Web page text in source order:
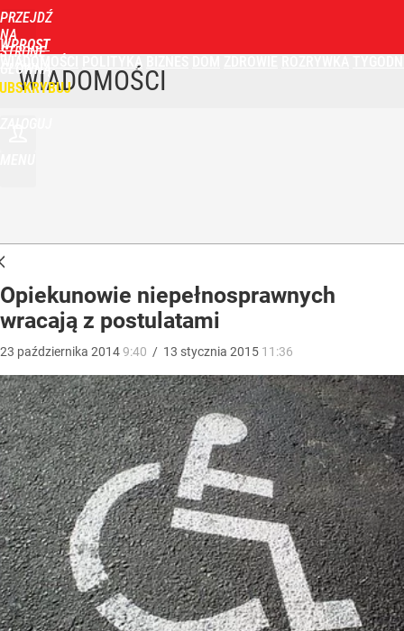
PRZEJDŹ
NA
STRONĘ
GŁÓWNĄ
WPROST
POLITYKA
WIADOMOŚCI
Opiekunowie niepełnosprawnych
wracają z postulatami
23 października 20149:40 / 13 stycznia 2015 11:36